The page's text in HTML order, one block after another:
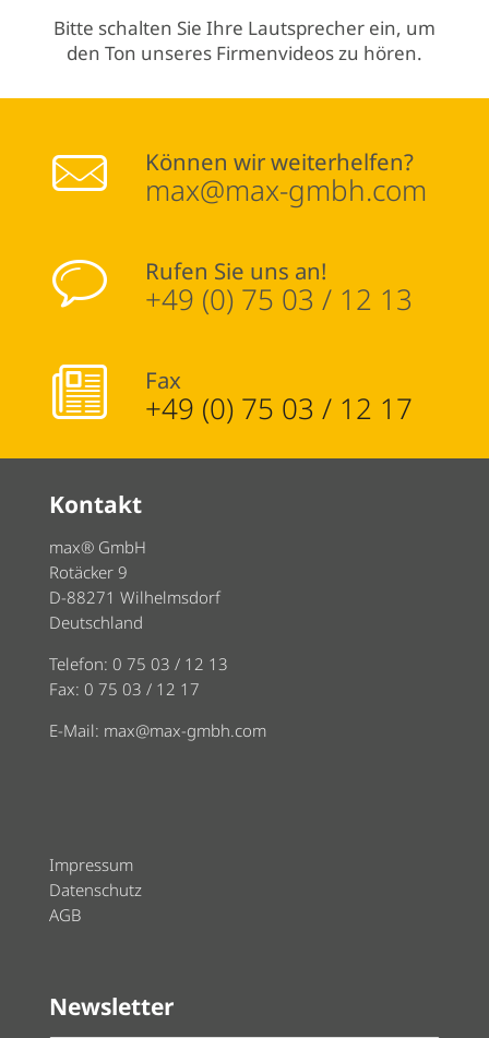
Bitte schalten Sie Ihre Lautsprecher ein, um
den Ton unseres Firmenvideos zu hören.
Können wir weiterhelfen?
max@max-gmbh.com
Rufen Sie uns an!
+49 (0) 75 03 / 12 13
Fax
+49 (0) 75 03 / 12 17
Kontakt
max® GmbH
Rotäcker 9
D-88271 Wilhelmsdorf
Deutschland
Telefon: 0 75 03 / 12 13
Fax: 0 75 03 / 12 17
E-Mail: max@max-gmbh.com
Impressum
Datenschutz
AGB
Newsletter